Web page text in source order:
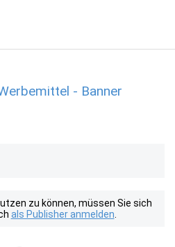
- Banner
zu können, müssen Sie sich
als Publisher anmelden